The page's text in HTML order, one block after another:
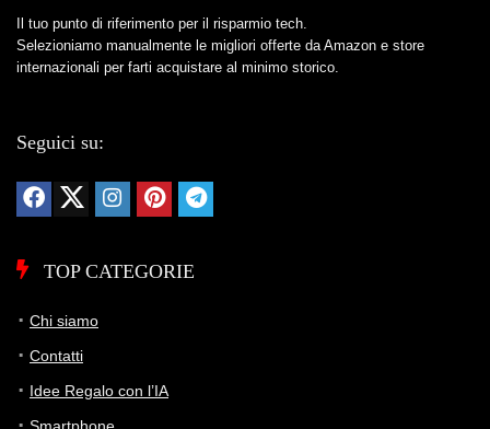
Il tuo punto di riferimento per il risparmio tech.
Selezioniamo manualmente le migliori offerte da Amazon e store
internazionali per farti acquistare al minimo storico.
Seguici su:
TOP CATEGORIE
Chi siamo
Contatti
Idee Regalo con l’IA